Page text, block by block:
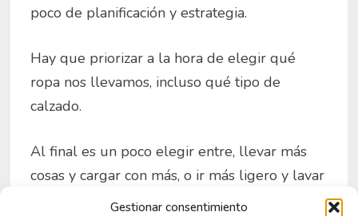
Gestionar consentimiento
poco de planificación y estrategia.
Hay que priorizar a la hora de elegir qué
ropa nos llevamos, incluso qué tipo de
calzado.
Al final es un poco elegir entre, llevar más
cosas y cargar con más, o ir más ligero y lavar
con mayor frecuencia.